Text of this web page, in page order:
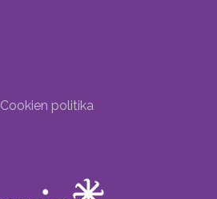
Cookien politika